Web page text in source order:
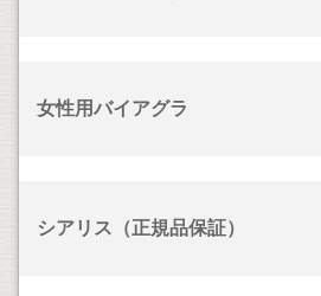
女性用バイアグラ
シアリス（正規品保証）